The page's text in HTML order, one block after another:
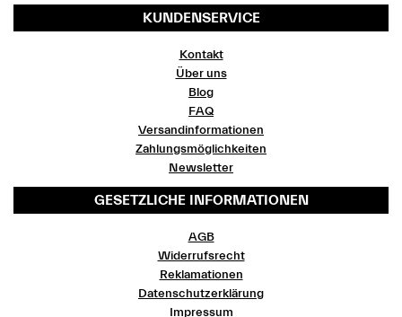
KUNDENSERVICE
Kontakt
Über uns
Blog
FAQ
Versandinformationen
Zahlungsmöglichkeiten
Newsletter
GESETZLICHE INFORMATIONEN
AGB
Widerrufsrecht
Reklamationen
Datenschutzerklärung
Impressum